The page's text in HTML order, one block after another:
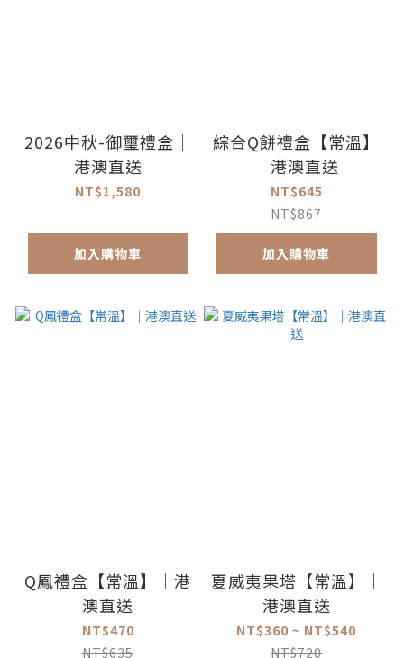
2026中秋-御璽禮盒｜
港澳直送
NT$1,580
加入購物車
綜合Q餅禮盒【常溫】
｜港澳直送
NT$645
NT$867
加入購物車
Q鳳禮盒【常溫】｜港
澳直送
NT$470
NT$635
夏威夷果塔【常溫】｜
港澳直送
NT$360 ~ NT$540
NT$720